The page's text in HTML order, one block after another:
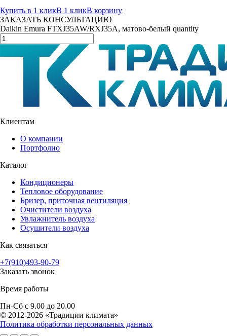
Купить в 1 кликВ 1 кликВ корзину
ЗАКАЗАТЬ КОНСУЛЬТАЦИЮ
Daikin Emura FTXJ35AW/RXJ35A, матово-белый quantity
Клиентам
О компании
Портфолио
Каталог
Кондиционеры
Тепловое оборудование
Бризер, приточная вентиляция
Очистители воздуха
Увлажнитель воздуха
Осушители воздуха
Как связаться
+7(910)493-90-79
Заказать звонок
Время работы
Пн-Сб с 9.00 до 20.00
© 2012-2026 «Традиции климата»
Политика обработки персональных данных